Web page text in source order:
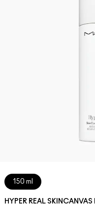
150 ml
HYPER REAL